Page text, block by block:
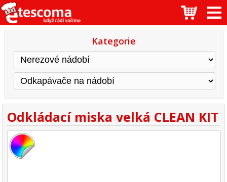
Kategorie
Odkládací miska velká CLEAN KIT